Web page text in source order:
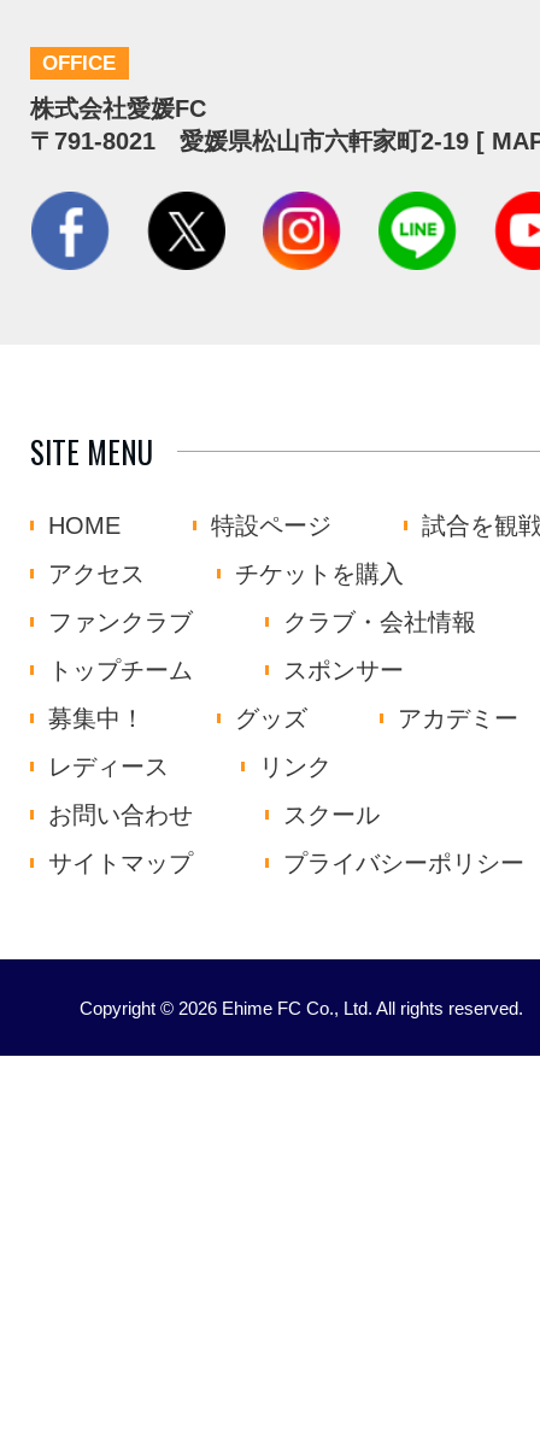
OFFICE
株式会社愛媛FC
〒791-8021 愛媛県松山市六軒家町2-19 [
SITE MENU
HOME 特設ページ
試合を観
アクセス
チケットを購入
ファンクラブ
クラブ・会社情報
トップチーム
スポンサー
募集中！
グッズ
アカデミー
レディース
リンク
お問い合わせ
スクール
サイトマップ
プライバシーポリシー
Copyright © 2026 Ehime FC Co., Ltd. All rights reserved.